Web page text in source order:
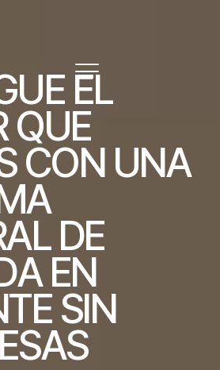
UE EL
QUE
CON UNA
A
AL DE
A EN
TE SIN
SAS